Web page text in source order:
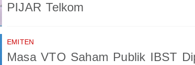
PIJAR Telkom
EMITEN
Masa VTO Saham Publik IBST